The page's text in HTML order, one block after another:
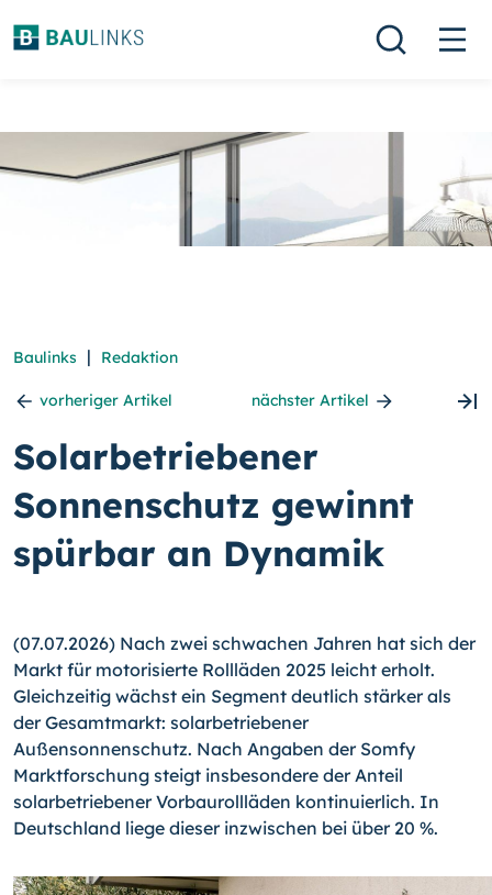
Baulinks | Redaktion
vorheriger Artikel nächster Artikel
Solarbetriebener
Sonnenschutz gewinnt
spürbar an Dynamik
(07.07.2026) Nach zwei schwachen Jahren hat sich der
Markt für motorisierte Rollläden 2025 leicht erholt.
Gleichzeitig wächst ein Segment deutlich stärker als
der Gesamtmarkt: solarbetriebener
Außensonnenschutz. Nach Angaben der Somfy
Marktforschung steigt insbesondere der Anteil
solarbetriebener Vorbaurollläden kontinuierlich. In
Deutschland liege dieser inzwischen bei über 20 %.